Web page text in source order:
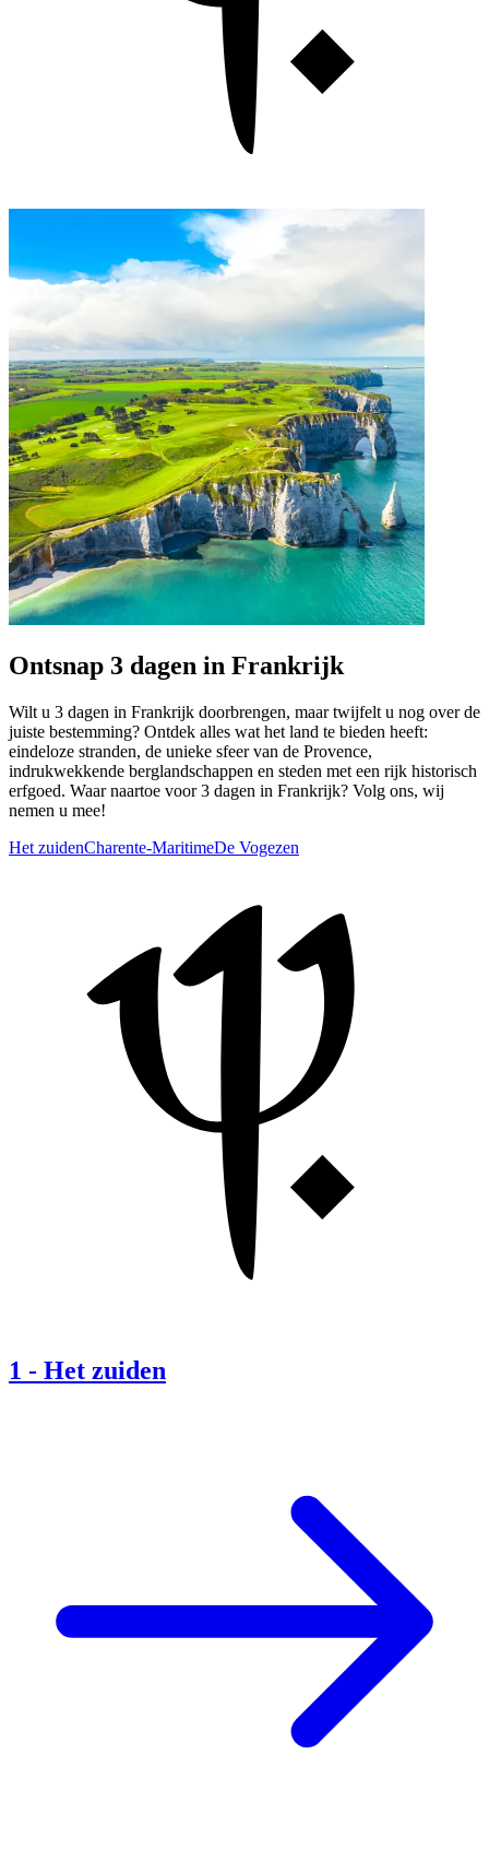
Ontsnap 3 dagen in Frankrijk
Wilt u 3 dagen in Frankrijk doorbrengen, maar twijfelt u nog over de
juiste bestemming? Ontdek alles wat het land te bieden heeft:
eindeloze stranden, de unieke sfeer van de Provence,
indrukwekkende berglandschappen en steden met een rijk historisch
erfgoed. Waar naartoe voor 3 dagen in Frankrijk? Volg ons, wij
nemen u mee!
Het zuidenCharente-MaritimeDe Vogezen
1 - Het zuiden